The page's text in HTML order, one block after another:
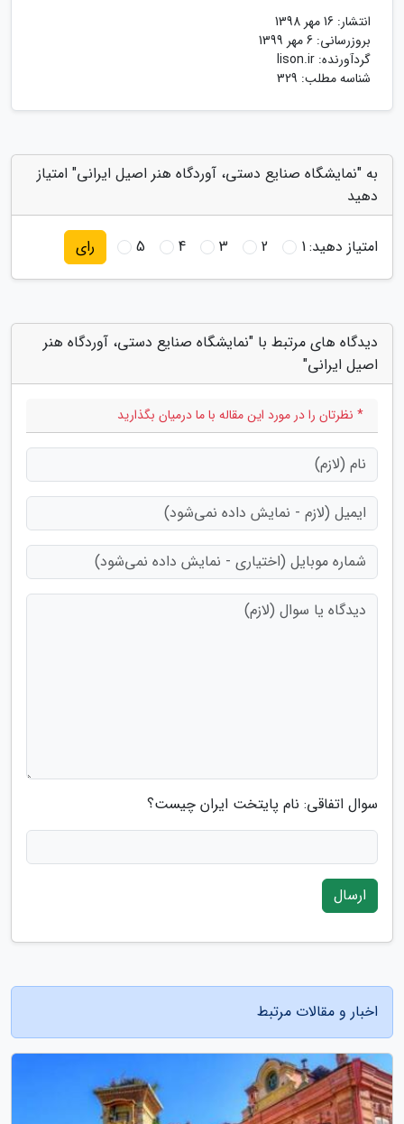
انتشار: 16 مهر 1398
بروزرسانی: 6 مهر 1399
گردآورنده: lison.ir
شناسه مطلب: 329
به "نمایشگاه صنایع دستی، آوردگاه هنر اصیل ایرانی" امتیاز
دهید
امتیاز دهید:1
2
3
4
5 رای
دیدگاه های مرتبط با "نمایشگاه صنایع دستی، آوردگاه هنر
اصیل ایرانی"
* نظرتان را در مورد این مقاله با ما درمیان بگذارید
سوال اتفاقی: نام پایتخت ایران چیست؟
ارسال
اخبار و مقالات مرتبط